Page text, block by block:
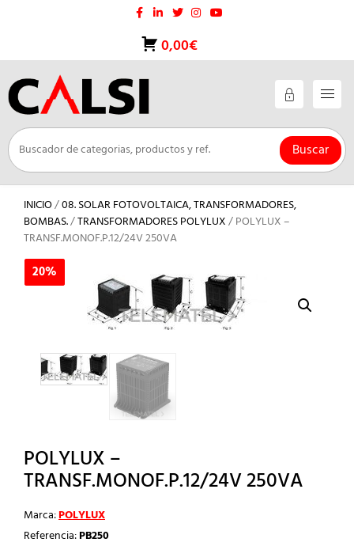
0,00€
Buscar
INICIO/08. SOLAR FOTOVOLTAICA, TRANSFORMADORES,
BOMBAS./TRANSFORMADORES POLYLUX/ POLYLUX –
TRANSF.MONOF.P.12/24V 250VA
20%
POLYLUX –
TRANSF.MONOF.P.12/24V 250VA
Marca:POLYLUX
Referencia:PB250
20%